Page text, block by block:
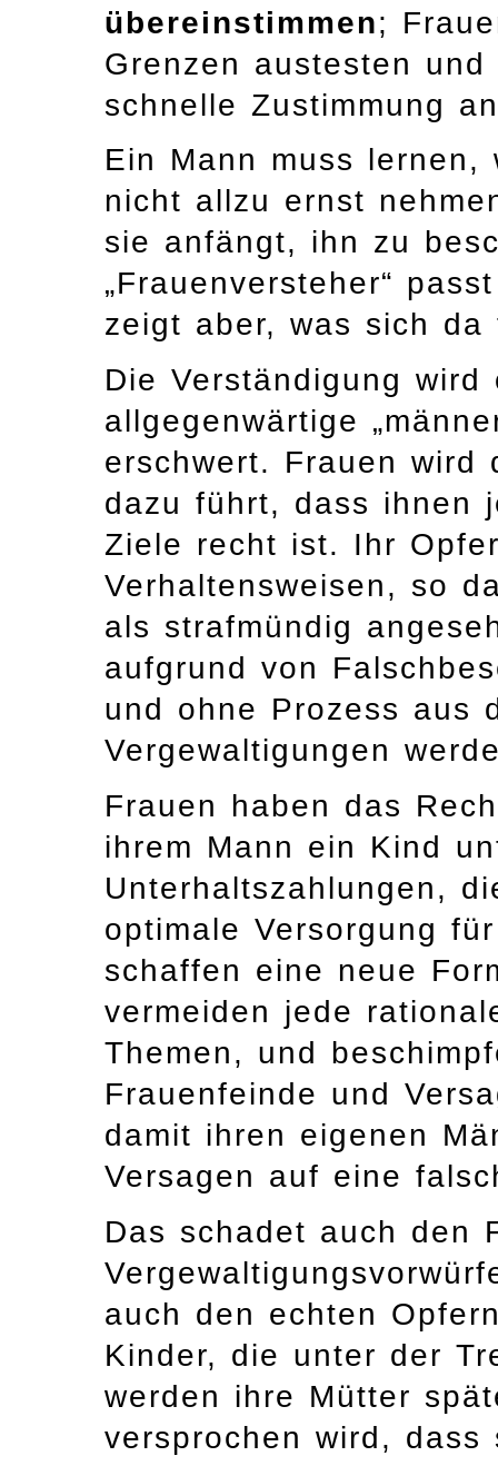
übereinstimmen;
Grenzen austesten
schnelle Zustimmung
Ein Mann muss
nicht allzu ernst
sie anfängt, ihn zu
„Frauenversteher“
zeigt aber, was sich
Die Verständigung
allgegenwärtige
erschwert. Frauen wird
dazu führt, dass ihnen
Ziele recht ist. Ihr
Verhaltensweisen, so
als strafmündig
aufgrund von
und ohne Prozess aus
Vergewaltigungen
Frauen haben das
ihrem Mann ein Kind
Unterhaltszahlungen,
optimale Versorgung
schaffen eine neue
vermeiden jede
Themen, und
Frauenfeinde und
damit ihren eigenen
Versagen auf eine
Das schadet auch den
auch den echten
Kinder, die unter der
werden ihre Mütter
versprochen wird,